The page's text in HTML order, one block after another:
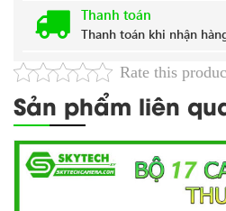
Thanh toán
Thanh toán khi nhận
Rate this
Sản phẩm liên